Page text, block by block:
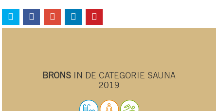
BRONSIN DE CATEGORIE SAUNA
2019